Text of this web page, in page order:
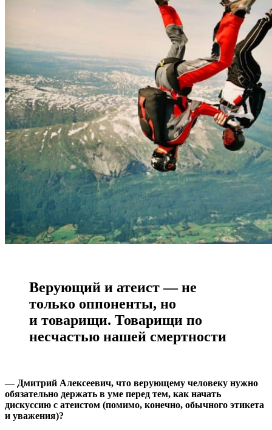
Верующий и атеист — не
только оппоненты, но
и товарищи. Товарищи по
несчастью нашей смертности
— Дмитрий Алексеевич, что верующему человеку нужно
обязательно держать в уме перед тем, как начать
дискуссию с атеистом (помимо, конечно, обычного этикета
и уважения)?